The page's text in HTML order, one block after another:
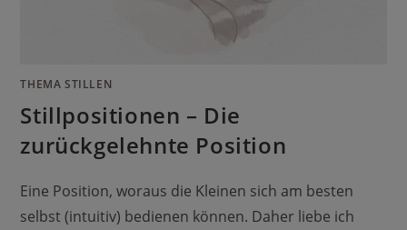
THEMA STILLEN
Stillpositionen – Die
zurückgelehnte Position
Eine Position, woraus die Kleinen sich am besten
selbst (intuitiv) bedienen können. Daher liebe ich